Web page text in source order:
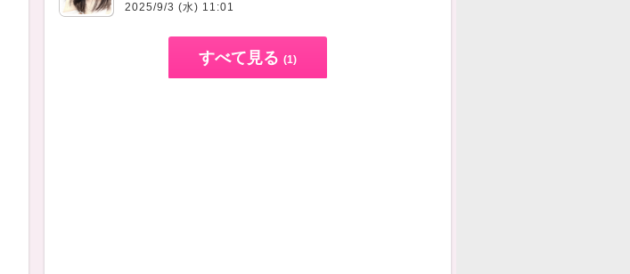
2025/9/3 (水) 11:01
すべて見る (1)